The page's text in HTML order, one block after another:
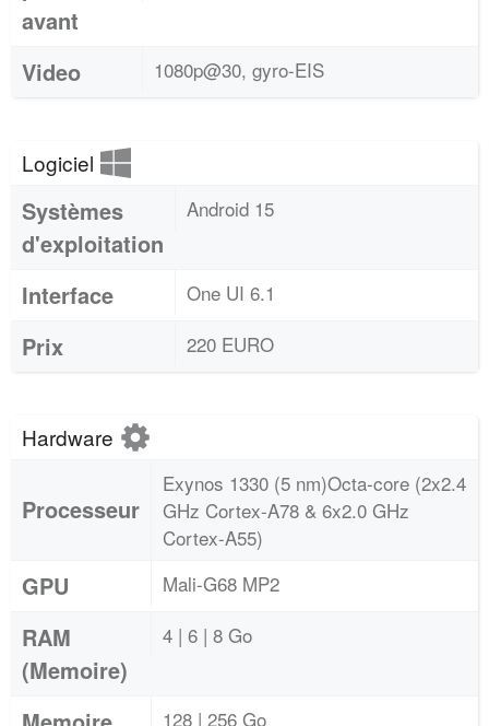
avant
Video
1080p@30, gyro-EIS
Logiciel
Systèmes
d'exploitation
Android 15
Interface One UI 6.1
Prix 220 EURO
Hardware
Processeur
Exynos 1330 (5 nm)Octa-core (2x2.4
GHz Cortex-A78 & 6x2.0 GHz
Cortex-A55)
GPU Mali-G68 MP2
RAM
(Memoire)
4 | 6 | 8 Go
128 | 256 Go